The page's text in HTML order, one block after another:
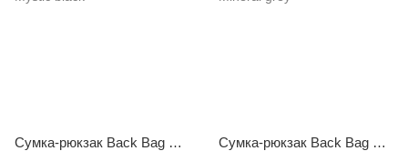
Сумка-рюкзак Back Bag для коляски Inglesina Aptica Mystic black Сумка-рюкзак Back Bag для коляски Inglesina Aptica Mineral grey